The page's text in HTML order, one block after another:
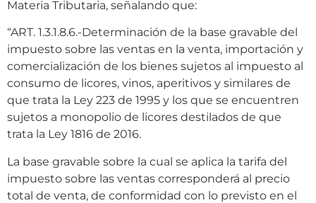
Materia Tributaria, señalando que:
“ART. 1.3.1.8.6.-Determinación de la base gravable del
impuesto sobre las ventas en la venta, importación y
comercialización de los bienes sujetos al impuesto al
consumo de licores, vinos, aperitivos y similares de
que trata la Ley 223 de 1995 y los que se encuentren
sujetos a monopolio de licores destilados de que
trata la Ley 1816 de 2016.
La base gravable sobre la cual se aplica la tarifa del
impuesto sobre las ventas corresponderá al precio
total de venta, de conformidad con lo previsto en el